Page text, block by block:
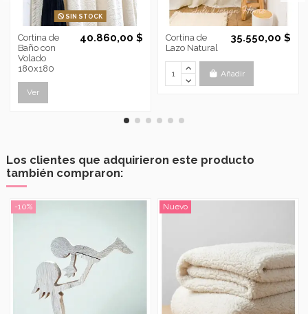
SIN STOCK
Cortina de
Baño con
Volado
180x180
40.860,00 $
Ver
Cortina de
Lazo Natural
35.550,00 $
Añadir
Los clientes que adquirieron este producto
también compraron:
-10% Nuevo